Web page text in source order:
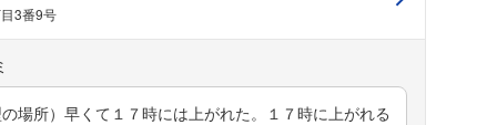
3番9号
場所）早くて１７時には上がれた。１７時に上がれる